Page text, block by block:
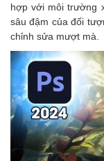
hợp với môi trường
sâu đậm của đối
chỉnh sửa mượt mà.